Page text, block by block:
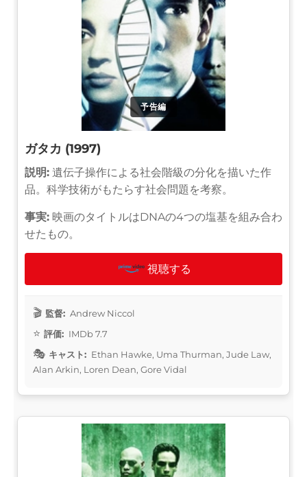
予告編
ガタカ (1997)
説明: 遺伝子操作による社会階級の分化を描いた作
品。科学技術がもたらす社会問題を考察。
事実: 映画のタイトルはDNAの4つの塩基を組み合わ
せたもの。
視聴する
監督: Andrew Niccol
評価: IMDb 7.7
キャスト: Ethan Hawke, Uma Thurman, Jude Law,
Alan Arkin, Loren Dean, Gore Vidal